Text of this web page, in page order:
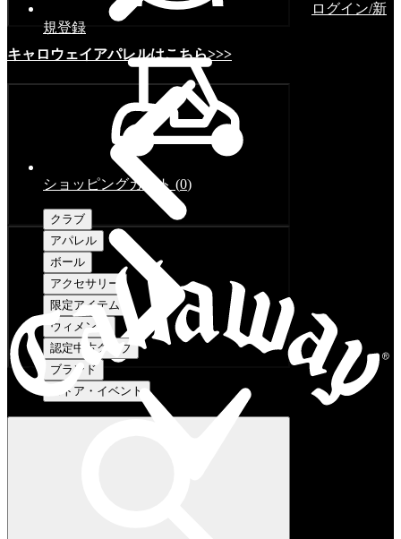
キャロウェイアパレルはこちら>>>
ログイン/新
規登録
ショッピングカート (0)
クラブ
アパレル
ボール
アクセサリー
限定アイテム
ウィメンズ
認定中古クラブ
ブランド
ストア・イベント